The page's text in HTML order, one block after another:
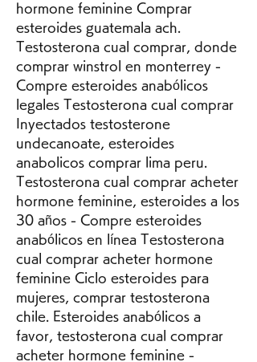
hormone feminine Comprar
esteroides guatemala ach.
Testosterona cual comprar, donde
comprar winstrol en monterrey -
Compre esteroides anabólicos
legales Testosterona cual comprar
Inyectados testosterone
undecanoate, esteroides
anabolicos comprar lima peru.
Testosterona cual comprar acheter
hormone feminine, esteroides a los
30 años - Compre esteroides
anabólicos en línea Testosterona
cual comprar acheter hormone
feminine Ciclo esteroides para
mujeres, comprar testosterona
chile. Esteroides anabólicos a
favor, testosterona cual comprar
acheter hormone feminine -